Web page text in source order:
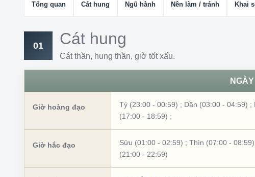
Tổng quan Cát hung Ngũ hành Nên làm / tránh Khai
01 Cát hung
Cát thần, hung thần, giờ tốt xấu.
Giờ hoàng đạo Tý (23:00 - 00:59) ; Dần (03:00 - 04:59) ;
(17:00 - 18:59) ;
Giờ hắc đạo Sửu (01:00 - 02:59) ; Thìn (07:00 - 08:59)
(21:00 - 22:59)